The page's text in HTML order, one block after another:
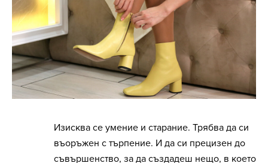
Изисква се умение и старание. Трябва да си
въоръжен с търпение. И да си прецизен до
съвършенство, за да създадеш нещо, в което